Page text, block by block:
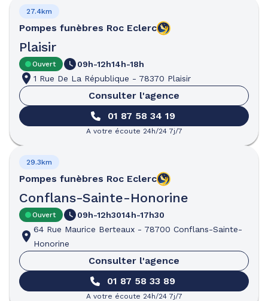
Pompes funèbres Roc Eclerc
Plaisir
27.4km
Ouvert 09h-12h14h-18h
1 Rue De La République - 78370 Plaisir
Consulter l'agence
01 87 58 34 19
A votre écoute 24h/24 7j/7
Pompes funèbres Roc Eclerc
Conflans-Sainte-Honorine
29.3km
Ouvert 09h-12h3014h-17h30
64 Rue Maurice Berteaux - 78700 Conflans-Sainte-
Honorine
Consulter l'agence
01 87 58 33 89
A votre écoute 24h/24 7j/7